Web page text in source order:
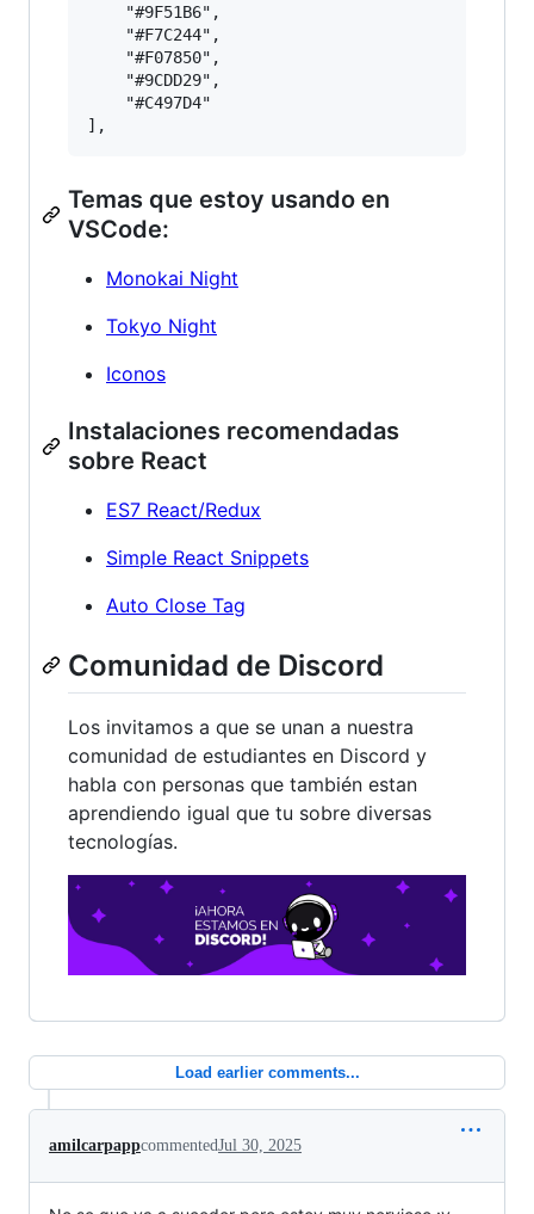
    "#9F51B6",
    "#F7C244",
    "#F07850",
    "#9CDD29",
    "#C497D4"
Temas que estoy usando en
VSCode:
Monokai Night
Tokyo Night
Iconos
Instalaciones recomendadas
sobre React
ES7 React/Redux
Simple React Snippets
Auto Close Tag
Comunidad de Discord
Los invitamos a que se unan a nuestra
comunidad de estudiantes en Discord y
habla con personas que también estan
aprendiendo igual que tu sobre diversas
tecnologías.
Load earlier comments...
amilcarpappcommentedJul 30, 2025